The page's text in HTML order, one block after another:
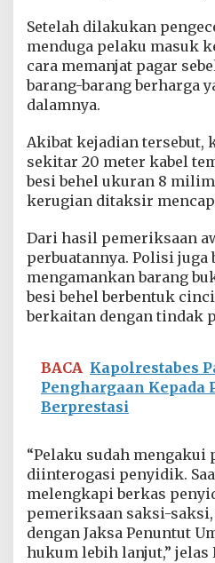
u
d
a
n
Setelah dilakukan
menduga pelaku masuk
cara memanjat pagar
barang-barang berharga
dalamnya.
Akibat kejadian tersebut,
sekitar 20 meter kabel
besi behel ukuran 8
kerugian ditaksir
Dari hasil pemeriksaan
perbuatannya. Polisi juga
mengamankan barang
besi behel berbentuk
berkaitan dengan tindak
BACA Kapolrestabes
Penghargaan Kepada
Berprestasi
“Pelaku sudah mengakui
diinterogasi penyidik.
melengkapi berkas
pemeriksaan saksi-
dengan Jaksa Penuntut
hukum lebih lanjut,” jelas